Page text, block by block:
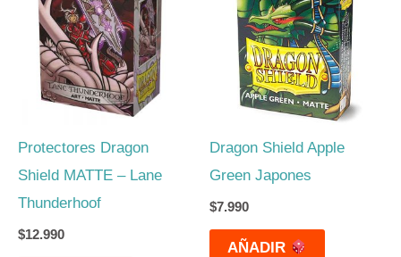
Protectores Dragon
Shield MATTE – Lane
Thunderhoof
$12.990
Dragon Shield Apple
Green Japones
$7.990
AÑADIR